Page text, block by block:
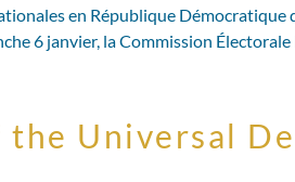
en République
6 janvier, la Commission
Universal